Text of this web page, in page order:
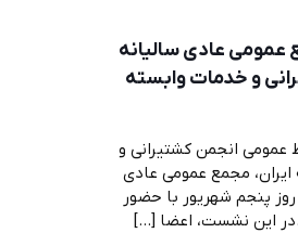
عمومی عادی سالیانه
و خدمات وابسته
عمومی انجمن کشتیرانی و
مجمع عمومی عادی
پنجم شهریور با حضور
این نشست، اعضا […]